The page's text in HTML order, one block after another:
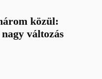
közül:
változás